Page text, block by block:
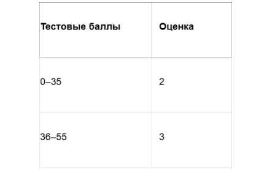
политику обработки данных и